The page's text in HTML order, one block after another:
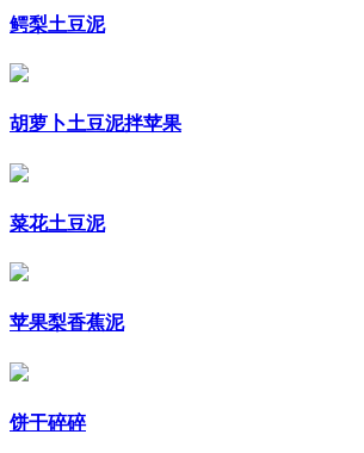
鳄梨土豆泥
胡萝卜土豆泥拌苹果
菜花土豆泥
苹果梨香蕉泥
饼干碎碎